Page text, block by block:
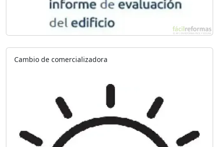
Cambio de comercializadora